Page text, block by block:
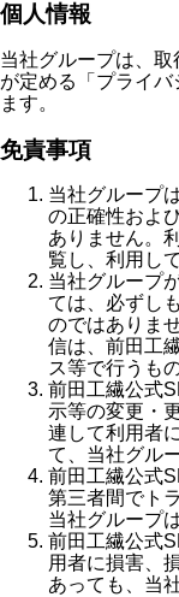
個人情報
当社グループは、
が定める「プライ
ます。
免責事項
当社グループ
の正確性およ
ありません。
覧し、利用し
当社グループ
ては、必ずし
のではありま
信は、前田工
ス等で行うも
前田工繊公式
示等の変更・
連して利用者
て、当社グル
前田工繊公式
第三者間でト
当社グループ
前田工繊公式
用者に損害、
あっても、当